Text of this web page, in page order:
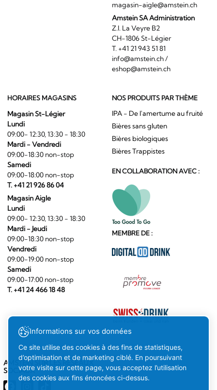
magasin-aigle@amstein.ch
Amstein SA Administration
Z.I. La Veyre B2
CH-1806 St-Légier
T. +41 21 943 51 81
info@amstein.ch/
eshop@amstein.ch
HORAIRES MAGASINS
Magasin St-Légier
Lundi
09:00- 12:30, 13:30 - 18:30
Mardi - Vendredi
09:00-18:30 non-stop
Samedi
09:00-18:00 non-stop
T. +41 21 926 86 04
Magasin Aigle
Lundi
09:00- 12:30, 13:30 - 18:30
Mardi - Jeudi
09:00-18:30 non-stop
Vendredi
09:00-19:00 non-stop
Samedi
09:00-17:00 non-stop
T. +41 24 466 18 48
NOS PRODUITS PAR THÈME
IPA - De l'amertume au fruité
Bières sans gluten
Bières biologiques
Bières Trappistes
EN COLLABORATION AVEC :
MEMBRE DE :
AMSTEIN SUR LES RÉSEAUX
SOCIAUX
Informations sur vos données
Ce site utilise des cookies à des fins de statistiques,
d’optimisation et de marketing ciblé. En poursuivant
votre visite sur cette page, vous acceptez l’utilisation
des cookies aux fins énoncées ci-dessus.